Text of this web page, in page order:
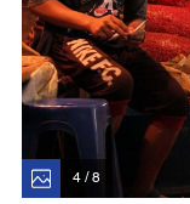
4 / 8